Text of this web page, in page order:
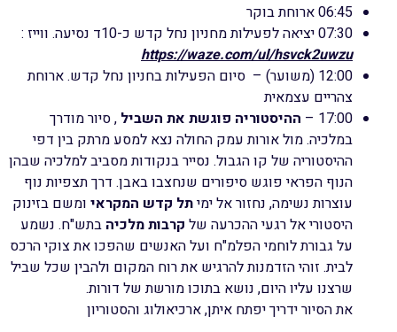
06:45 ארוחת בוקר
07:30 יציאה לפעילות מחניון נחל קדש כ-10ד נסיעה. ווייז :
https://waze.com/ul/hsvck2uwzu
12:00 (משוער) – סיום הפעילות בחניון נחל קדש. ארוחת
צהריים עצמאית
17:00 –
ההיסטוריה פוגשת את השביל , סיור מודרך
במלכיה. מול אורות עמק החולה נצא למסע מרתק בין דפי
ההיסטוריה של קו הגבול. נסייר בנקודות מסביב למלכיה שבהן
הנוף הפראי פוגש סיפורים שנחצבו באבן. דרך תצפיות נוף
עוצרות נשימה, נחזור אל ימיתל קדש המקראי ומשם בזינוק
היסטורי אל רגעי ההכרעה של קרבות מלכיה בתש"ח. נשמע
על גבורת לוחמי הפלמ"ח ועל האנשים שהפכו את צוקי הרכס
לבית. זוהי הזדמנות להרגיש את רוח המקום ולהבין שכל שביל
שרצנו עליו היום, נושא בתוכו מורשת של דורות.
את הסיור ידריך יפתח איתן, ארכיאולוג והסטוריון